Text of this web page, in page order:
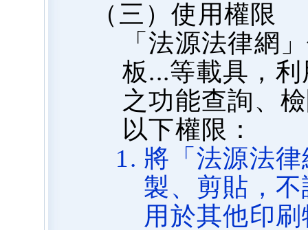
（三）使用權限
「法源法律網
板...等載具，
之功能查詢、
以下權限：
將「法源法
製、剪貼，
用於其他印